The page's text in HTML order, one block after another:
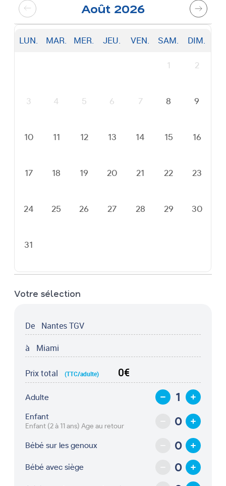
Août 2026
LUN. MAR. MER. JEU. VEN. SAM. DIM.
1 2
3 4 5 6 7 8 9
10 11 12 13 14 15 16
17 18 19 20 21 22 23
24 25 26 27 28 29 30
31
Votre sélection
De
Nantes TGV
à
Miami
Prix total (TTC/adulte) 0€
Adulte
Bébé sur les genoux
Bébé avec siège
Enfant
Enfant (2 à 11 ans) Age au retour